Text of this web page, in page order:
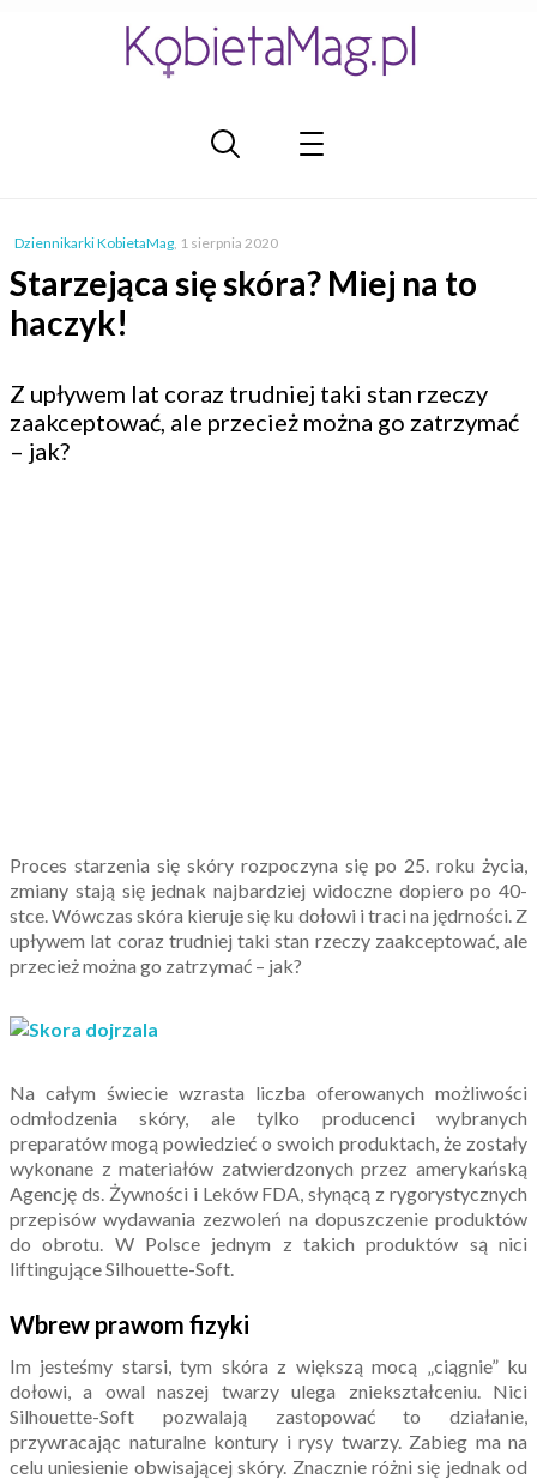
Dziennikarki KobietaMag, 1 sierpnia 2020
Starzejąca się skóra? Miej na to
haczyk!
Z upływem lat coraz trudniej taki stan rzeczy
zaakceptować, ale przecież można go zatrzymać
– jak?
Proces starzenia się skóry rozpoczyna się po 25. roku życia,
zmiany stają się jednak najbardziej widoczne dopiero po 40-
stce. Wówczas skóra kieruje się ku dołowi i traci na jędrności. Z
upływem lat coraz trudniej taki stan rzeczy zaakceptować, ale
przecież można go zatrzymać – jak?
Na całym świecie wzrasta liczba oferowanych możliwości
odmłodzenia skóry, ale tylko producenci wybranych
preparatów mogą powiedzieć o swoich produktach, że zostały
wykonane z materiałów zatwierdzonych przez amerykańską
Agencję ds. Żywności i Leków FDA, słynącą z rygorystycznych
przepisów wydawania zezwoleń na dopuszczenie produktów
do obrotu. W Polsce jednym z takich produktów są nici
liftingujące Silhouette-Soft.
Wbrew prawom fizyki
Im jesteśmy starsi, tym skóra z większą mocą „ciągnie” ku
dołowi, a owal naszej twarzy ulega zniekształceniu. Nici
Silhouette-Soft pozwalają zastopować to działanie,
przywracając naturalne kontury i rysy twarzy. Zabieg ma na
celu uniesienie obwisającej skóry. Znacznie różni się jednak od